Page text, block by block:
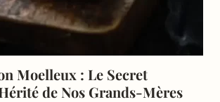
Moelleux : Le Secret
de Nos Grands-Mères